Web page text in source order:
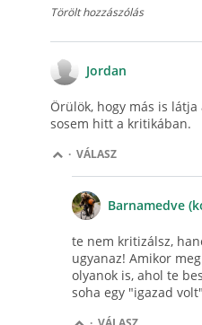
Törölt hozzászólás
Jordan
Örülök, hogy más is
sosem hitt a kritikában.
· VÁLASZ
Barnamedve
te nem kritizálsz,
ugyanaz! Amikor
olyanok is, ahol te
soha egy "igazad